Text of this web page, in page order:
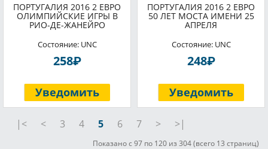
ПОРТУГАЛИЯ 2016 2 ЕВРО
ОЛИМПИЙСКИЕ ИГРЫ В
РИО-ДЕ-ЖАНЕЙРО
Состояние: UNC
258P
Уведомить
ПОРТУГАЛИЯ 2016 2 ЕВРО
50 ЛЕТ МОСТА ИМЕНИ 25
АПРЕЛЯ
Состояние: UNC
248P
Уведомить
|< < 3 4 5 6 7 > >|
Показано с 97 по 120 из 304 (всего 13 страниц)